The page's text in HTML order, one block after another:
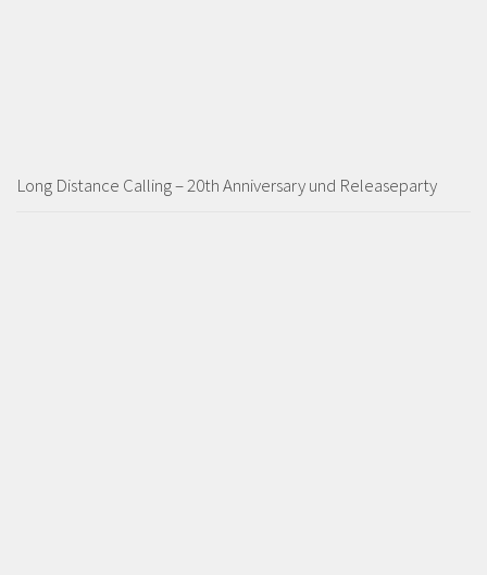
Long Distance Calling – 20th Anniversary und Releaseparty